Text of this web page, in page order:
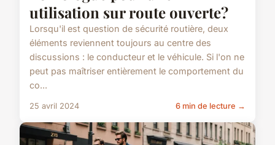
utilisation sur route ouverte?
Lorsqu'il est question de sécurité routière, deux
éléments reviennent toujours au centre des
discussions : le conducteur et le véhicule. Si l'on ne
peut pas maîtriser entièrement le comportement du
co...
25 avril 2024 6 min de lecture →